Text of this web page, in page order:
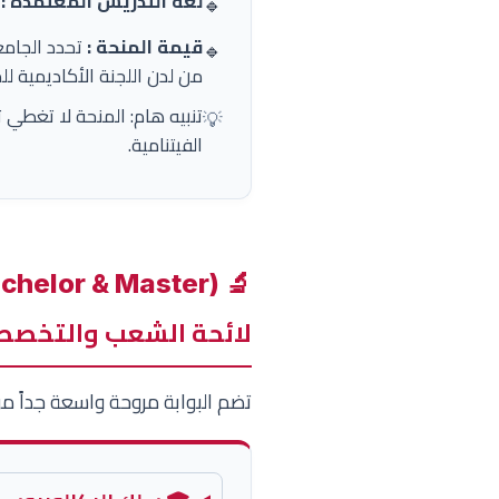
🔹
🔹قيمة المنحة :تحدد
من لدن اللجنة
💡تنبيه هام: المنحة لا تغطي
الفيتنامية.
🔬 Programmes d'Études Disponibles (Bachelor & Master)
لائحة الشعب
تضم البوابة مروحة واسعة جداً من